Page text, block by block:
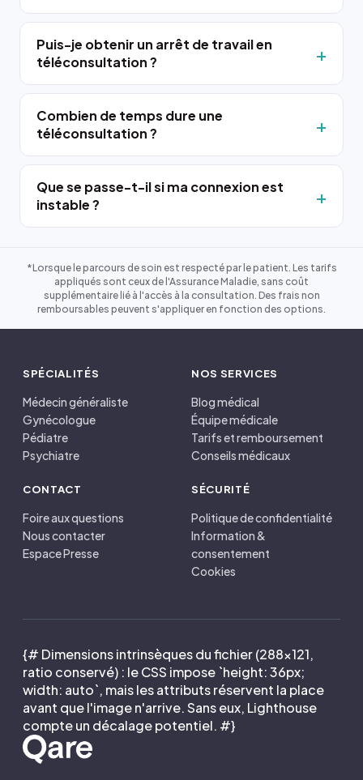
Puis-je obtenir un arrêt de travail en
téléconsultation ?
Combien de temps dure une
téléconsultation ?
Que se passe-t-il si ma connexion est
instable ?
*Lorsque le parcours de soin est respecté par le patient. Les tarifs
appliqués sont ceux de l'Assurance Maladie, sans coût
supplémentaire lié à l'accès à la consultation. Des frais non
remboursables peuvent s'appliquer en fonction des options.
SPÉCIALITÉS
Médecin généraliste
Gynécologue
Pédiatre
Psychiatre
NOS SERVICES
Blog médical
Équipe médicale
Tarifs et remboursement
Conseils médicaux
CONTACT
Foire aux questions
Nous contacter
Espace Presse
SÉCURITÉ
Politique de confidentialité
Information &
consentement
Cookies
{# Dimensions intrinsèques du fichier (288×121,
ratio conservé) : le CSS impose `height: 36px;
width: auto`, mais les attributs réservent la place
avant que l'image n'arrive. Sans eux, Lighthouse
compte un décalage potentiel. #}